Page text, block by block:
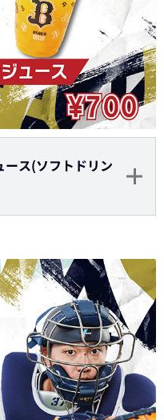
ス(ソフトドリン